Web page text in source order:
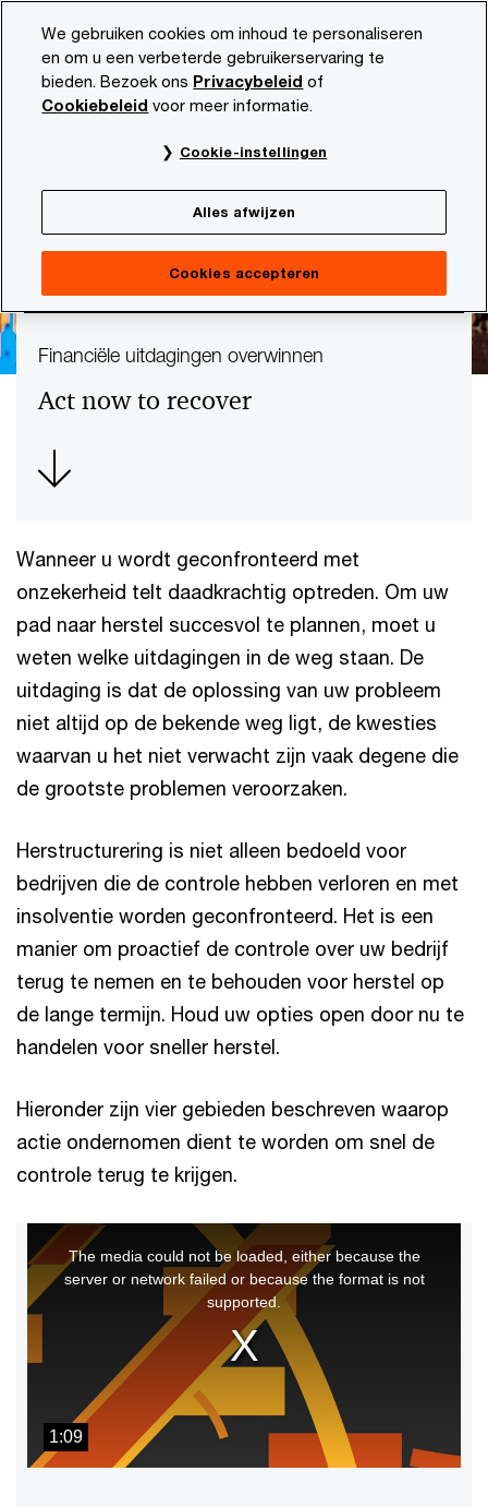
content
footer
PwC NL Onze dienstverlening Deals
Act now to recover
Financiële uitdagingen overwinnen
Wanneer u wordt geconfronteerd met
onzekerheid telt daadkrachtig optreden. Om uw
pad naar herstel succesvol te plannen, moet u
weten welke uitdagingen in de weg staan. De
uitdaging is dat de oplossing van uw probleem
niet altijd op de bekende weg ligt, de kwesties
waarvan u het niet verwacht zijn vaak degene die
de grootste problemen veroorzaken.
Herstructurering is niet alleen bedoeld voor
bedrijven die de controle hebben verloren en met
insolventie worden geconfronteerd. Het is een
manier om proactief de controle over uw bedrijf
terug te nemen en te behouden voor herstel op
de lange termijn. Houd uw opties open door nu te
handelen voor sneller herstel.
Hieronder zijn vier gebieden beschreven waarop
actie ondernomen dient te worden om snel de
controle terug te krijgen.
1:09
This
is
modal
The media could not be loaded, either because the
server or network failed or because the format is not
supported.
We gebruiken cookies om inhoud te personaliseren
en om u een verbeterde gebruikerservaring te
bieden. Bezoek ons Privacybeleid of
Cookiebeleid voor meer informatie.
Cookie-instellingen
Alles afwijzen
Cookies accepteren